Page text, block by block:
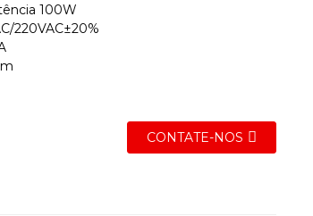
100W
220VAC±20%
CONTATE-NOS